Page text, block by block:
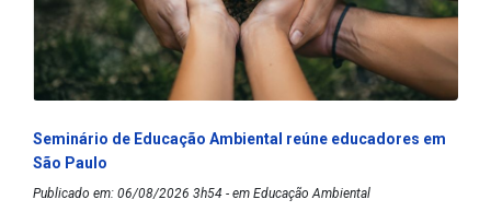
Seminário de Educação Ambiental reúne educadores em
São Paulo
Publicado em: 06/08/2026 3h54 - em Educação Ambiental